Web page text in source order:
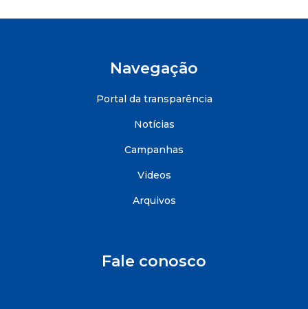
Navegação
Portal da transparência
Notícias
Campanhas
Videos
Arquivos
Fale conosco